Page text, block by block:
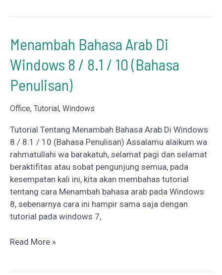
Windows
Menambah Bahasa Arab Di
Windows 8 / 8.1 / 10 (Bahasa
Penulisan)
Office, Tutorial, Windows
Tutorial Tentang Menambah Bahasa Arab Di Windows
8 / 8.1 / 10 (Bahasa Penulisan) Assalamu alaikum wa
rahmatullahi wa barakatuh, selamat pagi dan selamat
beraktifitas atau sobat pengunjung semua, pada
kesempatan kali ini, kita akan membahas tutorial
tentang cara Menambah bahasa arab pada Windows
8, sebenarnya cara ini hampir sama saja dengan
tutorial pada windows 7,
Menambah
Read More »